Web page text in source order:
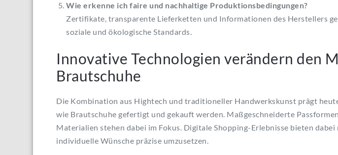
Wie erkenne ich faire und nachhaltige Produktionsbedingungen?
Zertifikate, transparente Lieferketten und Informationen des Herstellers
soziale und ökologische Standards.
Innovative Technologien verändern den
Brautschuhe
Die Kombination aus Hightech und traditioneller Handwerkskunst prägt
wie Brautschuhe gefertigt und gekauft werden. Maßgeschneiderte
Materialien stehen dabei im Fokus. Digitale Shopping-Erlebnisse bieten
individuelle Wünsche präzise umzusetzen.